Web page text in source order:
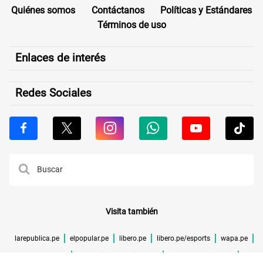
Quiénes somos Contáctanos
Políticas y Estándares
Términos de uso
Enlaces de interés
Redes Sociales
Visita también
larepublica.pe elpopular.pe libero.pe libero.pe/esports wapa.pe
larepublica.pe/verificador lrmas.larepublica.pe